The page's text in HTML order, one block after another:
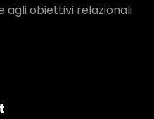
agli obiettivi relazionali